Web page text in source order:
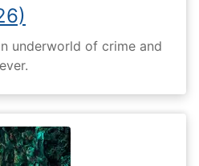
underworld of crime and